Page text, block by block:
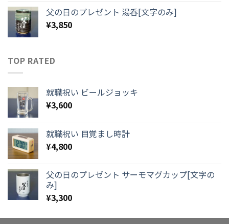
父の日のプレゼント 湯呑[文字のみ]
¥3,850
TOP RATED
就職祝い ビールジョッキ
¥3,600
就職祝い 目覚まし時計
¥4,800
父の日のプレゼント サーモマグカップ[文字の
み]
¥3,300